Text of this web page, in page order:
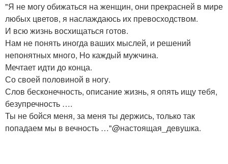
"Я не могу обижаться на женщин, они прекрасней в мире
любых цветов, я наслаждаюсь их превосходством.
И всю жизнь восхищаться готов.
Нам не понять иногда ваших мыслей, и решений
непонятных много, Ho каждый мужчина.
Мечтает идти до конца.
Со своей половиной в ногу.
Слов бесконечность, описание жизнь, я опять ищу тебя,
безупречность ….
Ты не бойся меня, за меня ты держись, только так
попадаем мы в вечность …"@настоящая_девушка.